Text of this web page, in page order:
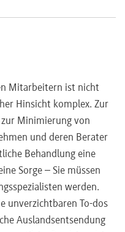
Mitarbeitern ist nicht
Hinsicht komplex. Zur
Minimierung von
und deren Berater
Behandlung eine
Sorge – Sie müssen
werden.
unverzichtbaren To-dos
Auslandsentsendung